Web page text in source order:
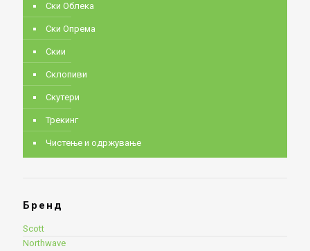
Ски Облека
Ски Опрема
Скии
Склопиви
Скутери
Трекинг
Чистење и одржување
Бренд
Scott
Northwave